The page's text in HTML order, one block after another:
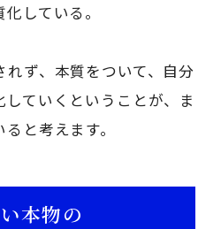
している。
ず、本質をついて、自分
ていくということが、ま
と考えます。
本物の